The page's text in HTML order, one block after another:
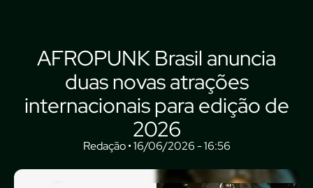
AFROPUNK Brasil anuncia
duas novas atrações
internacionais para edição de
2026
Redação • 16/06/2026 - 16:56